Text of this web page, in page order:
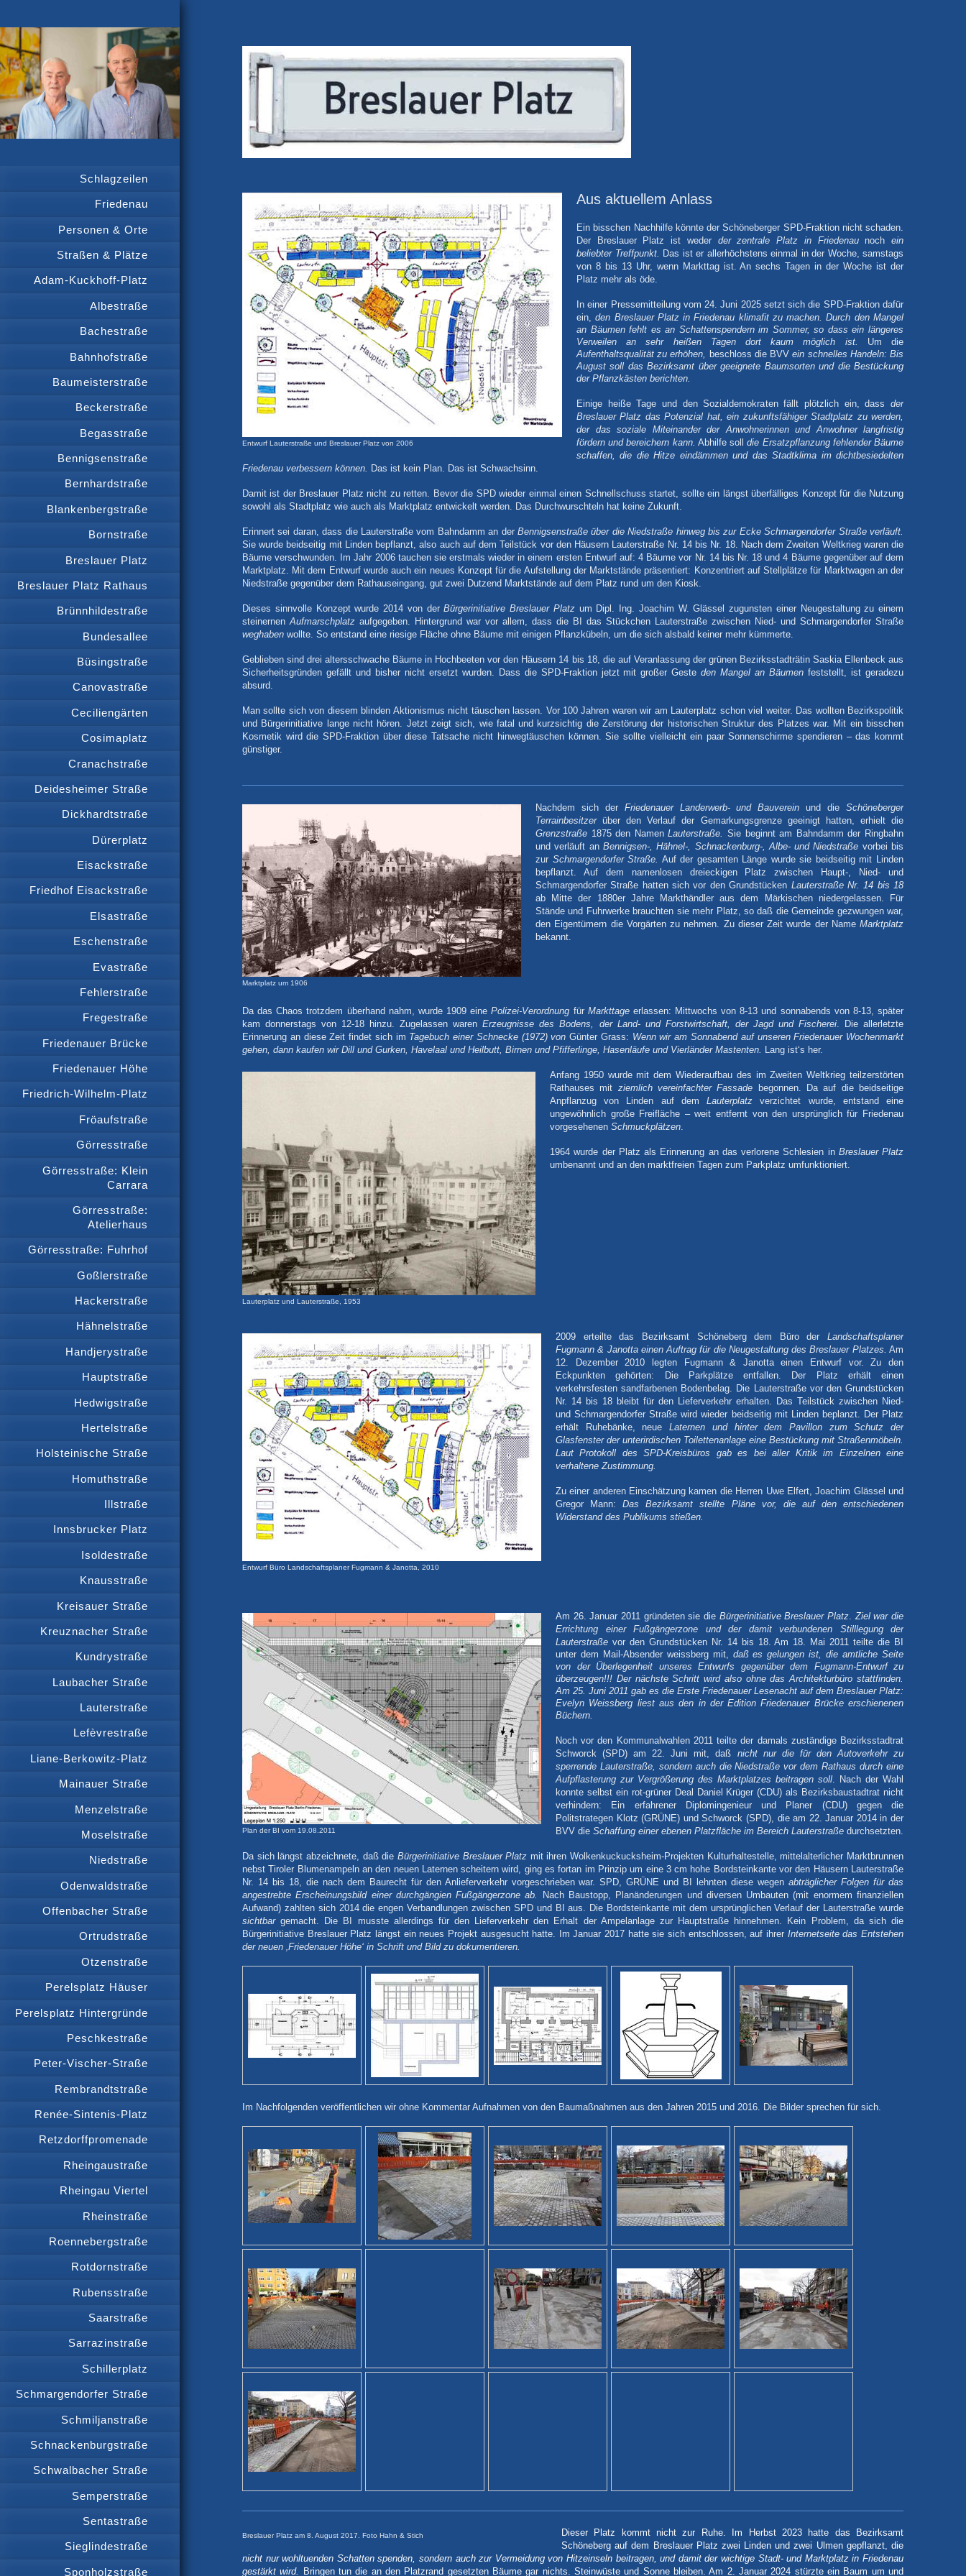
Schlagzeilen
Friedenau
Personen & Orte
Straßen & Plätze
Adam-Kuckhoff-Platz
Albestraße
Bachestraße
Bahnhofstraße
Baumeisterstraße
Beckerstraße
Begasstraße
Bennigsenstraße
Bernhardstraße
Blankenbergstraße
Bornstraße
Breslauer Platz
Breslauer Platz Rathaus
Brünnhildestraße
Bundesallee
Büsingstraße
Canovastraße
Ceciliengärten
Cosimaplatz
Cranachstraße
Deidesheimer Straße
Dickhardtstraße
Dürerplatz
Eisackstraße
Friedhof Eisackstraße
Elsastraße
Eschenstraße
Evastraße
Fehlerstraße
Fregestraße
Friedenauer Brücke
Friedenauer Höhe
Friedrich-Wilhelm-Platz
Fröaufstraße
Görresstraße
Görresstraße: Klein
Carrara
Görresstraße:
Atelierhaus
Görresstraße: Fuhrhof
Goßlerstraße
Hackerstraße
Hähnelstraße
Handjerystraße
Hauptstraße
Hedwigstraße
Hertelstraße
Holsteinische Straße
Homuthstraße
Illstraße
Innsbrucker Platz
Isoldestraße
Knausstraße
Kreisauer Straße
Kreuznacher Straße
Kundrystraße
Laubacher Straße
Lauterstraße
Lefèvrestraße
Liane-Berkowitz-Platz
Mainauer Straße
Menzelstraße
Moselstraße
Niedstraße
Odenwaldstraße
Offenbacher Straße
Ortrudstraße
Otzenstraße
Perelsplatz Häuser
Perelsplatz Hintergründe
Peschkestraße
Peter-Vischer-Straße
Rembrandtstraße
Renée-Sintenis-Platz
Retzdorffpromenade
Rheingaustraße
Rheingau Viertel
Rheinstraße
Roennebergstraße
Rotdornstraße
Rubensstraße
Saarstraße
Sarrazinstraße
Schillerplatz
Schmargendorfer Straße
Schmiljanstraße
Schnackenburgstraße
Schwalbacher Straße
Semperstraße
Sentastraße
Sieglindestraße
Sponholzstraße
Entwurf Lauterstraße und Breslauer Platz von 2006
Aus aktuellem Anlass
Ein bisschen Nachhilfe könnte der Schöneberger SPD-Fraktion nicht schaden.
Der Breslauer Platz ist weder der zentrale Platz in Friedenaunochein
beliebter Treffpunkt. Das ist er allerhöchstens einmal in der Woche, samstags
von 8 bis 13 Uhr, wenn Markttag ist. An sechs Tagen in der Woche ist der
Platz mehr als öde.
In einer Pressemitteilung vom 24. Juni 2025 setzt sich die SPD-Fraktion dafür
ein, den Breslauer Platz in Friedenau klimafit zu machen. Durch den Mangel
an Bäumen fehlt es an Schattenspendern im Sommer, so dass ein längeres
Verweilen an sehr heißen Tagen dort kaum möglich ist.
Um die
Aufenthaltsqualität zu erhöhen,
beschloss die BVVein schnelles Handeln: Bis
August soll das Bezirksamt über geeignete Baumsorten und die Bestückung
der Pflanzkästen berichten.
Einige heiße Tage und den Sozialdemokraten fällt plötzlich ein, dass der
Breslauer Platz das Potenzial hat, ein zukunftsfähiger Stadtplatz zu werden,
der das soziale Miteinander der Anwohnerinnen und Anwohner langfristig
fördern und bereichern kann. Abhilfe solldie Ersatzpflanzung fehlender Bäume
schaffen, die die Hitze eindämmen und das Stadtklima im dichtbesiedelten
Friedenau verbessern können. Das ist kein Plan. Das ist Schwachsinn.
Damit ist der Breslauer Platz nicht zu retten. Bevor die SPD wieder einmal einen Schnellschuss startet, sollte ein längst überfälliges Konzept für die Nutzung
sowohl als Stadtplatz wie auch als Marktplatz entwickelt werden. Das Durchwurschteln hat keine Zukunft.
Erinnert sei daran, dass die Lauterstraße vom Bahndamm an der Bennigsenstraße über die Niedstraße hinweg bis zur Ecke Schmargendorfer Straße verläuft.
Sie wurde beidseitig mit Linden bepflanzt, also auch auf dem Teilstück vor den Häusern Lauterstraße Nr. 14 bis Nr. 18. Nach dem Zweiten Weltkrieg waren die
Bäume verschwunden. Im Jahr 2006 tauchen sie erstmals wieder in einem ersten Entwurf auf: 4 Bäume vor Nr. 14 bis Nr. 18 und 4 Bäume gegenüber auf dem
Marktplatz. Mit dem Entwurf wurde auch ein neues Konzept für die Aufstellung der Marktstände präsentiert: Konzentriert auf Stellplätze für Marktwagen an der
Niedstraße gegenüber dem Rathauseingang, gut zwei Dutzend Marktstände auf dem Platz rund um den Kiosk.
Dieses sinnvolle Konzept wurde 2014 von derBürgerinitiative Breslauer Platzum Dipl. Ing. Joachim W. Glässel zugunsten einer Neugestaltung zu einem
steinernenAufmarschplatz aufgegeben. Hintergrund war vor allem, dass die BI das Stückchen Lauterstraße zwischen Nied- und Schmargendorfer Straße
weghaben wollte. So entstand eine riesige Fläche ohne Bäume mit einigen Pflanzkübeln, um die sich alsbald keiner mehr kümmerte.
Geblieben sind drei altersschwache Bäume in Hochbeeten vor den Häusern 14 bis 18, die auf Veranlassung der grünen Bezirksstadträtin Saskia Ellenbeck aus
Sicherheitsgründen gefällt und bisher nicht ersetzt wurden. Dass die SPD-Fraktion jetzt mit großer Gesteden Mangel an Bäumen feststellt, ist geradezu
absurd.
Man sollte sich von diesem blinden Aktionismus nicht täuschen lassen. Vor 100 Jahren waren wir am Lauterplatz schon viel weiter. Das wollten Bezirkspolitik
und Bürgerinitiative lange nicht hören. Jetzt zeigt sich, wie fatal und kurzsichtig die Zerstörung der historischen Struktur des Platzes war. Mit ein bisschen
Kosmetik wird die SPD-Fraktion über diese Tatsache nicht hinwegtäuschen können. Sie sollte vielleicht ein paar Sonnenschirme spendieren – das kommt
günstiger.
Marktplatz um 1906
Nachdem sich der Friedenauer Landerwerb- und Bauverein und dieSchöneberger
Terrainbesitzerüber den Verlauf der Gemarkungsgrenze geeinigt hatten, erhielt die
Grenzstraße 1875 den NamenLauterstraße. Sie beginnt am Bahndamm der Ringbahn
und verläuft an Bennigsen-, Hähnel-, Schnackenburg-, Albe- und Niedstraße vorbei bis
zur Schmargendorfer Straße. Auf der gesamten Länge wurde sie beidseitig mit Linden
bepflanzt. Auf dem namenlosen dreieckigen Platz zwischen Haupt-, Nied- und
Schmargendorfer Straße hatten sich vor den Grundstücken Lauterstraße Nr. 14 bis 18
ab Mitte der 1880er Jahre Markthändler aus dem Märkischen niedergelassen. Für
Stände und Fuhrwerke brauchten sie mehr Platz, so daß die Gemeinde gezwungen war,
den Eigentümern die Vorgärten zu nehmen. Zu dieser Zeit wurde der Name Marktplatz
bekannt.
Da das Chaos trotzdem überhand nahm, wurde 1909 einePolizei-Verordnung für Markttageerlassen: Mittwochs von 8-13 und sonnabends von 8-13, später
kam donnerstags von 12-18 hinzu. Zugelassen warenErzeugnisse des Bodens, der Land- und Forstwirtschaft, der Jagd und Fischerei. Die allerletzte
Erinnerung an diese Zeit findet sich im Tagebuch einer Schnecke (1972) von Günter Grass: Wenn wir am Sonnabend auf unseren Friedenauer Wochenmarkt
gehen, dann kaufen wir Dill und Gurken, Havelaal und Heilbutt, Birnen und Pfifferlinge, Hasenläufe und Vierländer Mastenten. Lang ist‘s her.
Lauterplatz und Lauterstraße, 1953
Anfang 1950 wurde mit dem Wiederaufbau des im Zweiten Weltkrieg teilzerstörten
Rathauses mit ziemlich vereinfachter Fassade begonnen. Da auf die beidseitige
Anpflanzug von Linden auf demLauterplatz verzichtet wurde, entstand eine
ungewöhnlich große Freifläche – weit entfernt von den ursprünglich für Friedenau
vorgesehenen Schmuckplätzen.
1964 wurde der Platz als Erinnerung an das verlorene Schlesien in Breslauer Platz
umbenannt und an den marktfreien Tagen zum Parkplatz umfunktioniert.
Entwurf Büro Landschaftsplaner Fugmann & Janotta, 2010
2009 erteilte das Bezirksamt Schöneberg dem Büro der Landschaftsplaner
Fugmann & Janotta einen Auftrag für die Neugestaltung des Breslauer Platzes. Am
12. Dezember 2010 legten
Fugmann & Janotta einen Entwurf vor. Zu den
Eckpunkten gehörten: Die Parkplätze entfallen. Der Platz erhält einen
verkehrsfesten sandfarbenen Bodenbelag. Die Lauterstraße vor den Grundstücken
Nr. 14 bis 18 bleibt für den Lieferverkehr erhalten. Das Teilstück zwischen Nied-
und Schmargendorfer Straße wird wieder beidseitig mit Linden beplanzt. Der Platz
erhält Ruhebänke, neueLaternen und hinter dem Pavillon zum Schutz der
Glasfenster der unterirdischen Toilettenanlage eine Bestückung mit Straßenmöbeln.
Laut Protokoll des SPD-Kreisbüros gab es bei aller Kritik im Einzelnen eine
verhaltene Zustimmung.
Zu einer anderen Einschätzung kamen die Herren Uwe Elfert, Joachim Glässel und
Gregor Mann:Das Bezirksamt stellte Pläne vor, die auf den entschiedenen
Widerstand des Publikums stießen.
Plan der BI vom 19.08.2011
Am 26. Januar 2011 gründeten sie die Bürgerinitiative Breslauer Platz.Ziel war die
Errichtung einer Fußgängerzone und der damit verbundenen Stilllegung der
Lauterstraße vor den Grundstücken Nr. 14 bis 18. Am 18. Mai 2011 teilte die BI
unter dem Mail-Absender weissberg mit, daß es gelungen ist, die amtliche Seite
von der Überlegenheit unseres Entwurfs gegenüber dem Fugmann-Entwurf zu
überzeugen!!! Der nächste Schritt wird also ohne das Architekturbüro stattfinden.
Am 25. Juni 2011 gab es die Erste Friedenauer Lesenacht auf dem Breslauer Platz:
Evelyn Weissberg liest aus den in der Edition Friedenauer Brücke erschienenen
Büchern.
Noch vor den Kommunalwahlen 2011 teilte der damals zuständige Bezirksstadtrat
Schworck (SPD) am 22. Juni mit, daß nicht nur die für den Autoverkehr zu
sperrende Lauterstraße, sondern auch die Niedstraße vor dem Rathaus durch eine
Aufpflasterung zur Vergrößerung des Marktplatzes beitragen soll. Nach der Wahl
konnte selbst ein rot-grüner Deal Daniel Krüger (CDU) als Bezirksbaustadtrat nicht
verhindern: Ein erfahrener Diplomingenieur und Planer (CDU) gegen die
Politstrategen Klotz (GRÜNE) und Schworck (SPD), die am 22. Januar 2014 in der
BVV die Schaffung einer ebenen Platzfläche im Bereich Lauterstraße durchsetzten.
Da sich längst abzeichnete, daß die Bürgerinitiative Breslauer Platz mit ihren Wolkenkuckucksheim-Projekten Kulturhaltestelle, mittelalterlicher Marktbrunnen
nebst Tiroler Blumenampeln an den neuen Laternen scheitern wird, ging es fortan im Prinzip um eine 3 cm hohe Bordsteinkante vor den Häusern Lauterstraße
Nr. 14 bis 18, die nach dem Baurecht für den Anlieferverkehr vorgeschrieben war. SPD, GRÜNE und BI lehnten diese wegenabträglicher Folgen für das
angestrebte Erscheinungsbild einer durchgängien Fußgängerzone ab.
Nach Baustopp, Planänderungen und diversen Umbauten (mit enormem finanziellen
Aufwand) zahlten sich 2014 die engen Verbandlungen zwischen SPD und BI aus. Die Bordsteinkante mit dem ursprünglichen Verlauf der Lauterstraße wurde
sichtbargemacht. Die BI musste allerdings für den Lieferverkehr den Erhalt der Ampelanlage zur Hauptstraße hinnehmen. Kein Problem, da sich die
Bürgerinitiative Breslauer Platz längst ein neues Projekt ausgesucht hatte. Im Januar 2017 hatte sie sich entschlossen, auf ihrer Internetseite das Entstehen
der neuen ‚Friedenauer Höhe‘ in Schrift und Bild zu dokumentieren.
Im Nachfolgenden veröffentlichen wir ohne Kommentar Aufnahmen von den Baumaßnahmen aus den Jahren 2015 und 2016. Die Bilder sprechen für sich.
Breslauer Platz am 8. August 2017. Foto Hahn & Stich
Dieser Platz kommt nicht zur Ruhe. Im Herbst 2023 hatte das Bezirksamt
Schöneberg auf dem Breslauer Platz zwei Linden und zwei Ulmen gepflanzt, die
nicht nur wohltuenden Schatten spenden, sondern auch zur Vermeidung von Hitzeinseln beitragen, und damit der wichtige Stadt- und Marktplatz in Friedenau
gestärkt wird.
Bringen tun die an den Platzrand gesetzten Bäume gar nichts. Steinwüste und Sonne bleiben. Am 2. Januar 2024 stürzte ein Baum um und